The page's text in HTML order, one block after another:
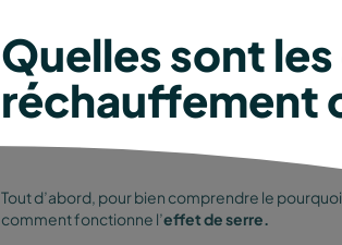
Quelles sont
réchauffement
Tout d’abord, pour bien comprendre le
comment fonctionne l’effet de serre.